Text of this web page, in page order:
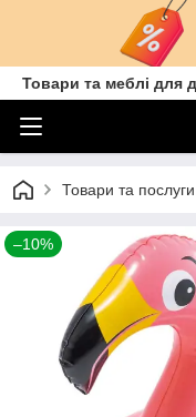
Товари та меблі для
Товари та послуги
–10%